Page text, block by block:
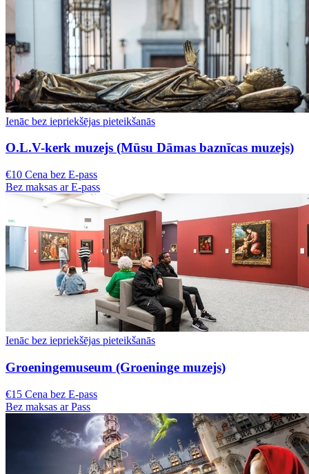
Ienāc bez iepriekšējas pieteikšanās
O.L.V-kerk muzejs (Mūsu Dāmas baznīcas muzejs)
€10 Cena bez E-pass
Bez maksas ar E-pass
Ienāc bez iepriekšējas pieteikšanās
Groeningemuseum (Groeninge muzejs)
€15 Cena bez E-pass
Bez maksas ar Pass